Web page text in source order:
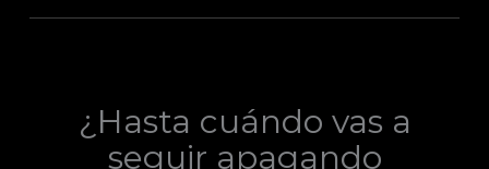
¿Hasta cuándo vas a
seguir apagando